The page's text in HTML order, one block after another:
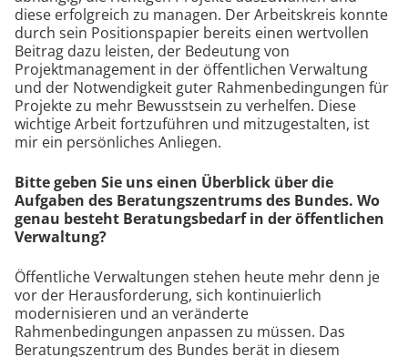
diese erfolgreich zu managen. Der Arbeitskreis konnte
durch sein Positionspapier bereits einen wertvollen
Beitrag dazu leisten, der Bedeutung von
Projektmanagement in der öffentlichen Verwaltung
und der Notwendigkeit guter Rahmenbedingungen für
Projekte zu mehr Bewusstsein zu verhelfen. Diese
wichtige Arbeit fortzuführen und mitzugestalten, ist
mir ein persönliches Anliegen.
Bitte geben Sie uns einen Überblick über die
Aufgaben des Beratungszentrums des Bundes. Wo
genau besteht Beratungsbedarf in der öffentlichen
Verwaltung?
Öffentliche Verwaltungen stehen heute mehr denn je
vor der Herausforderung, sich kontinuierlich
modernisieren und an veränderte
Rahmenbedingungen anpassen zu müssen. Das
Beratungszentrum des Bundes berät in diesem